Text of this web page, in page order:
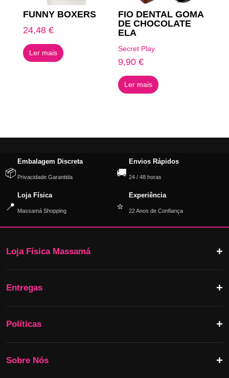
FUNNY BOXERS
24,48 €
Ler mais
FIO DENTAL GOMA
DE CHOCOLATE
ELA
Secret Play
9,90€
Ler mais
📦
Embalagem Discreta
Privacidade Garantida 🚚
Envios Rápidos
24 / 48 horas
📍
Loja Física
Massamá Shopping ⭐
Experiência
22 Anos de Confiança
Loja Física Massamá
Entregas
Políticas
Sobre Nós